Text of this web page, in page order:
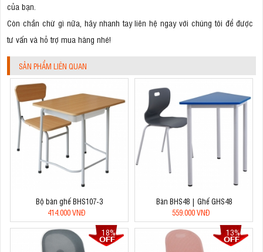
của bạn.
Còn chần chừ gì nữa, hãy nhanh tay liên hệ ngay với chúng tôi để được
tư vấn và hỗ trợ mua hàng nhé!
SẢN PHẨM LIÊN QUAN
Bộ bàn ghế BHS107-3
414.000 VNĐ
Bàn BHS48 | Ghế GHS48
559.000 VNĐ
18% 13%